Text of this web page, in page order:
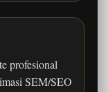
profesional
SEM/SEO